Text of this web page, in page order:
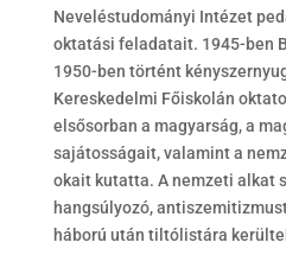
Neveléstudományi Intézet
oktatási feladatait. 1945-ben
1950-ben történt
Kereskedelmi Főiskolán
elsősorban a magyarság, a
sajátosságait, valamint a
okait kutatta. A nemzeti alkat
hangsúlyozó,
háború után tiltólistára